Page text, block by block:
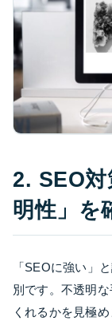
2. SEO
明性」を
「SEOに強い」
別です。不透明
くれるかを見極め